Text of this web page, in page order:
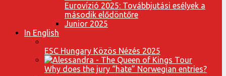
Eurovízió 2025: Továbbjutási esélyek a
második elődöntőre
Junior 2025
In English
ESC Hungary Közös Nézés 2025
Why does the jury “hate” Norwegian entries?